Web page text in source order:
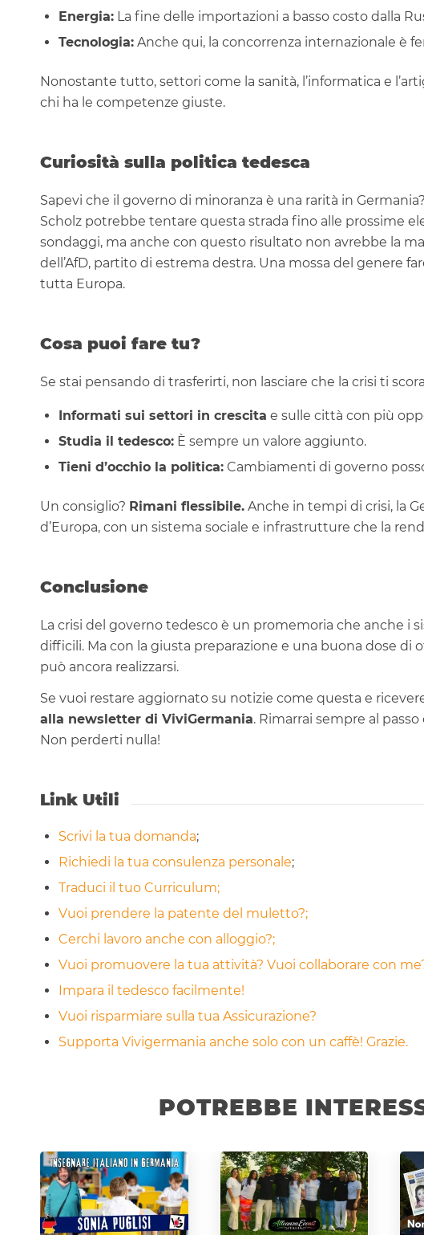
Energia: La fine delle importazioni a basso costo dalla
Tecnologia: Anche qui, la concorrenza internazionale è
Nonostante tutto, settori come la sanità, l’informatica e
chi ha le competenze giuste.
Curiosità sulla politica tedesca
Sapevi che il governo di minoranza è una rarità in
Scholz potrebbe tentare questa strada fino alle prossime
sondaggi, ma anche con questo risultato non avrebbe la
dell’AfD, partito di estrema destra. Una mossa del genere
tutta Europa.
Cosa puoi fare tu?
Se stai pensando di trasferirti, non lasciare che la crisi ti
Informati sui settori in crescita e sulle città con più
Studia il tedesco: È sempre un valore aggiunto.
Tieni d’occhio la politica: Cambiamenti di governo
Un consiglio? Rimani flessibile. Anche in tempi di crisi, la
d’Europa, con un sistema sociale e infrastrutture che la
Conclusione
La crisi del governo tedesco è un promemoria che anche i
difficili. Ma con la giusta preparazione e una buona dose
può ancora realizzarsi.
Se vuoi restare aggiornato su notizie come questa e
alla newsletter di ViviGermania. Rimarrai sempre al
Non perderti nulla!
Link Utili
Scrivi la tua domanda;
Richiedi la tua consulenza personale;
Traduci il tuo Curriculum;
Vuoi prendere la patente del muletto?;
Cerchi lavoro anche con alloggio?;
Vuoi promuovere la tua attività? Vuoi collaborare con
Impara il tedesco facilmente!
Vuoi risparmiare sulla tua Assicurazione?
Supporta Vivigermania anche solo con un caffè! Grazie.
POTREBBE